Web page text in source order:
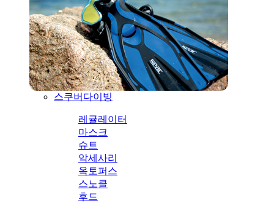
스쿠버다이빙
레귤레이터
마스크
슈트
악세사리
옥토퍼스
스노클
후드